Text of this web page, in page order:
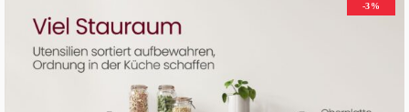
-3%